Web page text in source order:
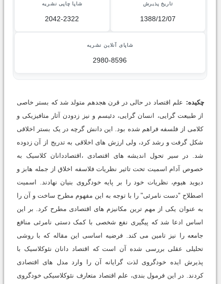
تاریخ پذیرش
1388/12/07
شاپا چاپی نشریه
2042-2322
شاپای آنلاین نشریه
2980-8596
چکیده: علم اقتصاد در حالی در قرن هجدهم متولد شد که بستر خاصی
از طبیعت گرایی، انسان گرایی، دئیسم و نیز زدودن آثار متافیزیکی و
کلامی از فلسفه فراهم شده بود. این دانش گرچه در یک بستر اخلاقی
شکل گرفت و رشد کرد، ولی ارزش های اخلاقی به تدریج از آن زدوده
شد. در سیر تحول اندیشه های اقتصادی ،اقتصاددانان کلاسیک به
خصوص آدام اسمیت تحت تاثیر نظریات فلاسفه اخلاق از جمله هابز و
دیوید هیوم، نظریات خود را بر پایه خودگروی بنیان نهادند. اسمیت
اصطلاح "دست نامرئی" را با توجه به این مفهوم مطرح ساخت و آن را
به عنوان یکی از مهم ترین مکانیزم های اقتصادی مطرح کرد. بر این
اساس ادعا شد که پیگیری نفع شخصی با کمک دستی نامرئی منافع
جامعه را نیز تامین می کند. فرضیه اساسی این مقاله که با روشی
تحلیلی عقلی بررسی شده آن است که اقتصاد دانان نئوکلاسیک با
پذیرش ایده خودگروی لذت گرایانه آن را وارد مدل های اقتصادی
کردند. در این فرمول بندی، علم اقتصاد متعارف نئوکلاسیکی خودگروی